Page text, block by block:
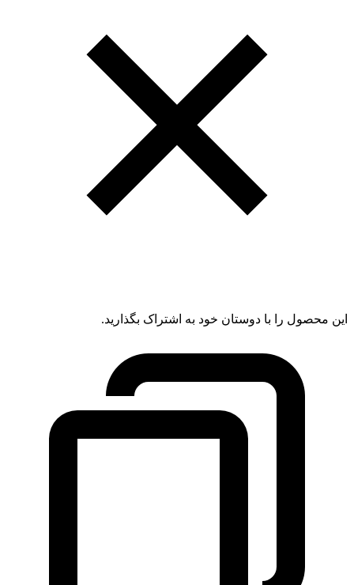
این محصول را با دوستان خود به اشتراک بگذارید.